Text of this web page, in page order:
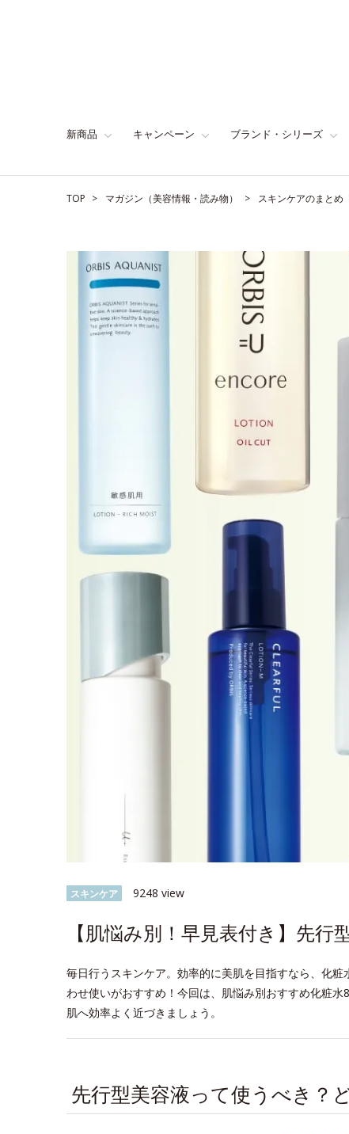
新商品 キャンペーン ブランド・シリーズ
TOP マガジン（美容情報・読み物） スキンケアのまとめ
スキンケア 9248 view
【肌悩み別！早見表付き】先
毎日行うスキンケア。効率的に美肌を目指すなら、化
わせ使いがおすすめ！今回は、肌悩み別おすすめ化粧
肌へ効率よく近づきましょう。
先行型美容液って使うべき？